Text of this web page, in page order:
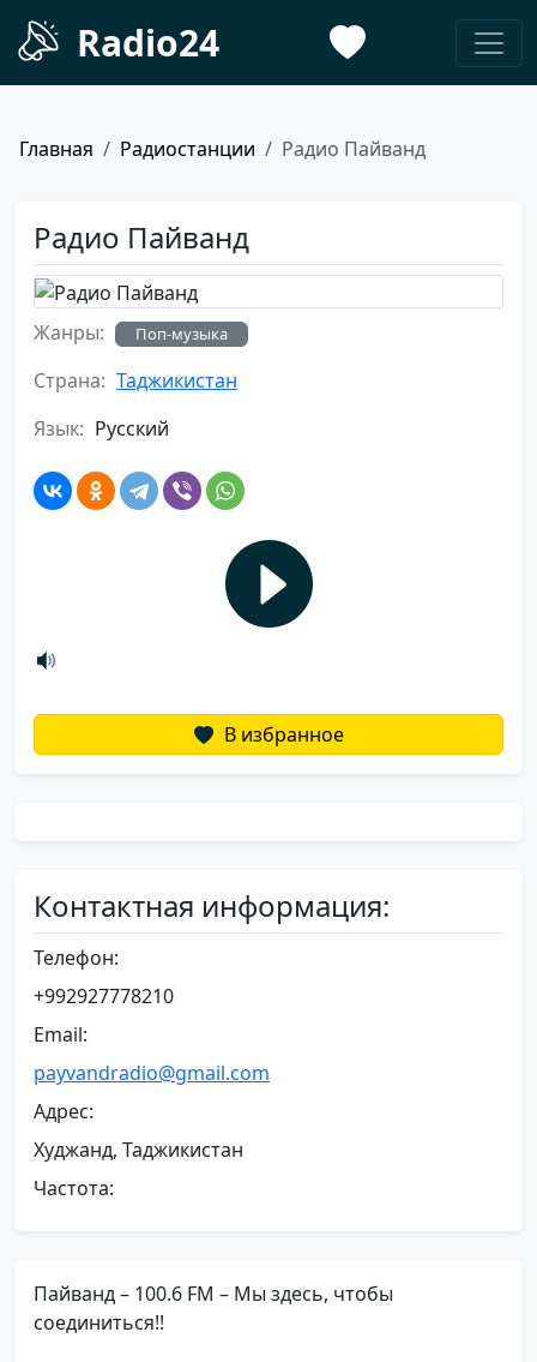
Radio24
Главная Радиостанции Радио Пайванд
Радио Пайванд
Жанры: Поп-музыка
Страна: Таджикистан
Язык: Русский
В избранное
Контактная информация:
Телефон:
+992927778210
Email:
payvandradio@gmail.com
Адрес:
Худжанд, Таджикистан
Частота:
Пайванд – 100.6 FM – Мы здесь, чтобы
соединиться!!